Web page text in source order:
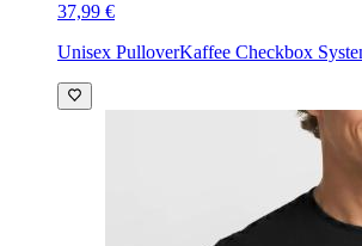
37,99 €
Unisex PulloverKaffee Checkbox